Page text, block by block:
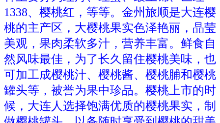
1338、樱桃红，等等。金州旅顺是大连樱
桃的主产区，大樱桃果实色泽艳丽，晶莹
美观，果肉柔软多汁，营养丰富。鲜食自
然风味最佳，为了长久留住樱桃美味，也
可加工成樱桃汁、樱桃酱、樱桃脯和樱桃
罐头等，被誉为果中珍品。樱桃上市的时
候，大连人选择饱满优质的樱桃果实，制